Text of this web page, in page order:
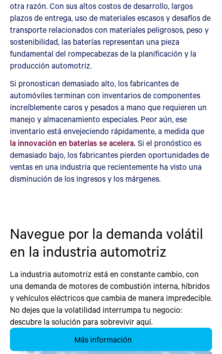
otra razón. Con sus altos costos de desarrollo, largos
plazos de entrega, uso de materiales escasos y desafíos de
transporte relacionados con materiales peligrosos, peso y
sostenibilidad, las baterías representan una pieza
fundamental del rompecabezas de la planificación y la
producción automotriz.
Si pronostican demasiado alto, los fabricantes de
automóviles terminan con inventarios de componentes
increíblemente caros y pesados a mano que requieren un
manejo y almacenamiento especiales. Peor aún, ese
inventario está envejeciendo rápidamente, a medida que
la innovación en baterías se acelera. Si el pronóstico es
demasiado bajo, los fabricantes pierden oportunidades de
ventas en una industria que recientemente ha visto una
disminución de los ingresos y los márgenes.
Navegue por la demanda volátil
en la industria automotriz
La industria automotriz está en constante cambio, con
una demanda de motores de combustión interna, híbridos
y vehículos eléctricos que cambia de manera impredecible.
No dejes que la volatilidad interrumpa tu negocio:
descubre la solución para sobrevivir aquí.
Más información